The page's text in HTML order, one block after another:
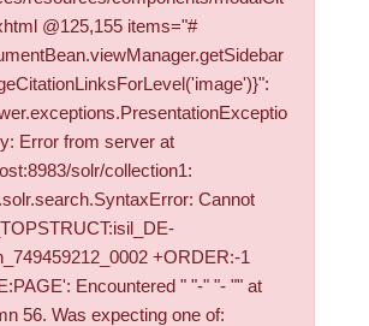
@125,155 items="#
Error from server at
solr/collection1:
Cannot
+ORDER:-1
Encountered " "-" "- "" at
56. Was expecting one of: